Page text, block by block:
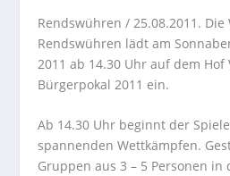
Rendswühren / 25.08.2011.
Rendswühren lädt am
2011 ab 14.30 Uhr auf dem Hof
Bürgerpokal 2011 ein.
Ab 14.30 Uhr beginnt der
spannenden Wettkämpfen.
Gruppen aus 3 – 5 Personen